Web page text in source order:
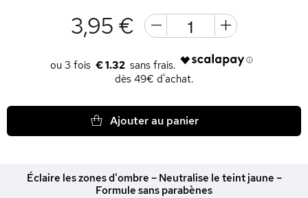
3,95 €
€ 1.32
dès 49€ d'achat.
Ajouter au panier
Éclaire les zones d'ombre – Neutralise le teint jaune –
Formule sans parabènes